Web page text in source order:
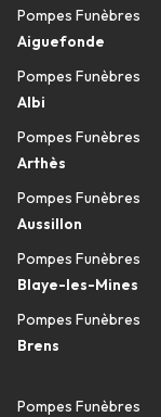
Pompes Funèbres
Aiguefonde
Pompes Funèbres
Albi
Pompes Funèbres
Arthès
Pompes Funèbres
Aussillon
Pompes Funèbres
Blaye-les-Mines
Pompes Funèbres
Brens
Pompes Funèbres